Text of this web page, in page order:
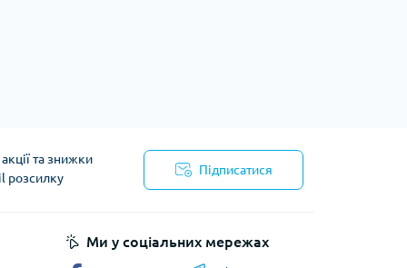
та знижки
розсилку
Підписатися
Ми у соціальних мережах